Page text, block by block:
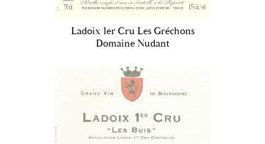
Ladoix 1er Cru Les Gréchons
Domaine Nudant